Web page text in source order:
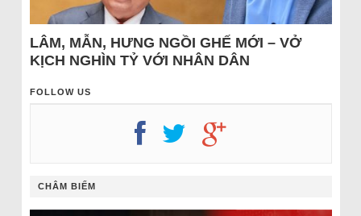
LÂM, MẪN, HƯNG NGỒI GHẾ MỚI – VỞ
KỊCH NGHÌN TỶ VỚI NHÂN DÂN
FOLLOW US
CHÂM BIẾM